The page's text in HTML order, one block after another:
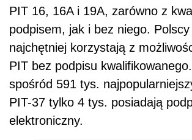
PIT 16, 16A i 19A, zarówno z
podpisem, jak i bez niego.
najchętniej korzystają z
PIT bez podpisu
spośród 591 tys.
PIT-37 tylko 4 tys. posiadają
elektroniczny.